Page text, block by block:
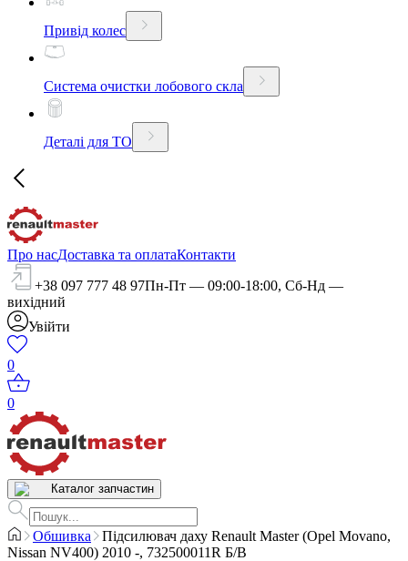
Привід колес
Система очистки лобового скла
Деталі для ТО
Про насДоставка та оплатаКонтакти
+38 097 777 48 97Пн-Пт — 09:00-18:00, Сб-Нд —
вихідний
Увійти
0
0
Каталог запчастин
Обшивка
Підсилювач даху Renault Master (Opel Movano,
Nissan NV400) 2010 -, 732500011R Б/В